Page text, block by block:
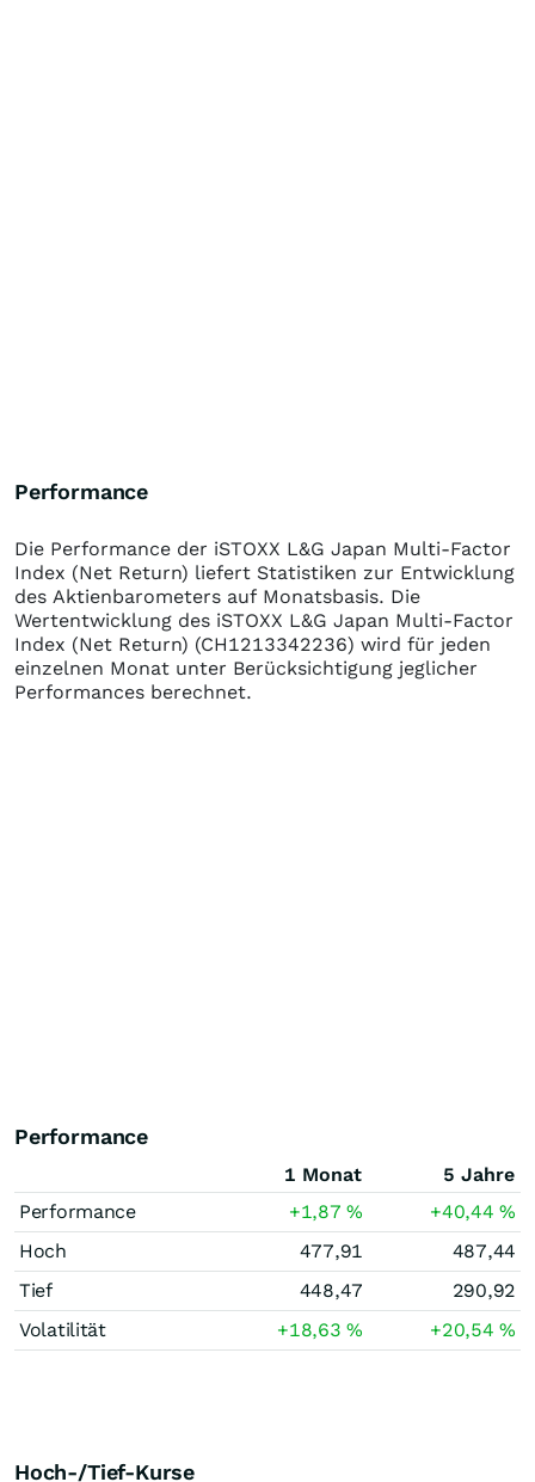
Performance
Die Performance der iSTOXX L&G Japan Multi-Factor
Index (Net Return) liefert Statistiken zur Entwicklung
des Aktienbarometers auf Monatsbasis. Die
Wertentwicklung des iSTOXX L&G Japan Multi-Factor
Index (Net Return) (CH1213342236) wird für jeden
einzelnen Monat unter Berücksichtigung jeglicher
Performances berechnet.
Performance
1 Monat
5 Jahre
Performance
+1,87% +40,44%
Hoch
477,91
487,44
Tief
448,47
290,92
Volatilität
+18,63% +20,54%
Hoch-/Tief-Kurse